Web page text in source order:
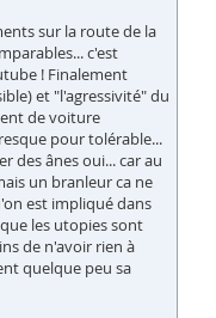
sur la route de la
c'est
! Finalement
et "l'agressivité" du
de voiture
pour tolérable...
des ânes oui... car au
un branleur ca ne
est impliqué dans
les utopies sont
de n'avoir rien à
quelque peu sa